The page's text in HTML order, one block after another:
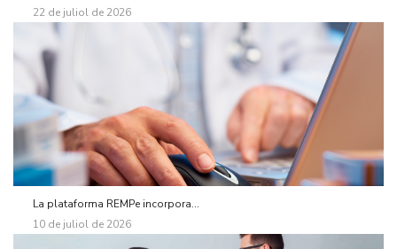
22 de juliol de 2026
La plataforma REMPe incorpora...
10 de juliol de 2026